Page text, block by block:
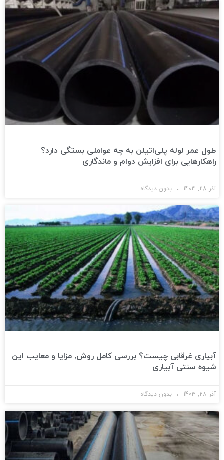
طول عمر لوله پلی‌اتیلن به چه عواملی بستگی دارد؟
راهکارهایی برای افزایش دوام و ماندگاری
آذر 28, 1403 بدون دیدگاه
آبیاری غرقابی چیست؟ بررسی کامل روش٬ مزایا و معایب این
شیوه سنتی آبیاری
آذر 28, 1403 بدون دیدگاه